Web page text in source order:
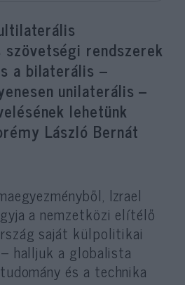
rendszerek
a bilaterális –
unilaterális –
lehetünk
László Bernát
Izrael
a nemzetközi elítélő
saját külpolitikai
halljuk a globalista
és a technika